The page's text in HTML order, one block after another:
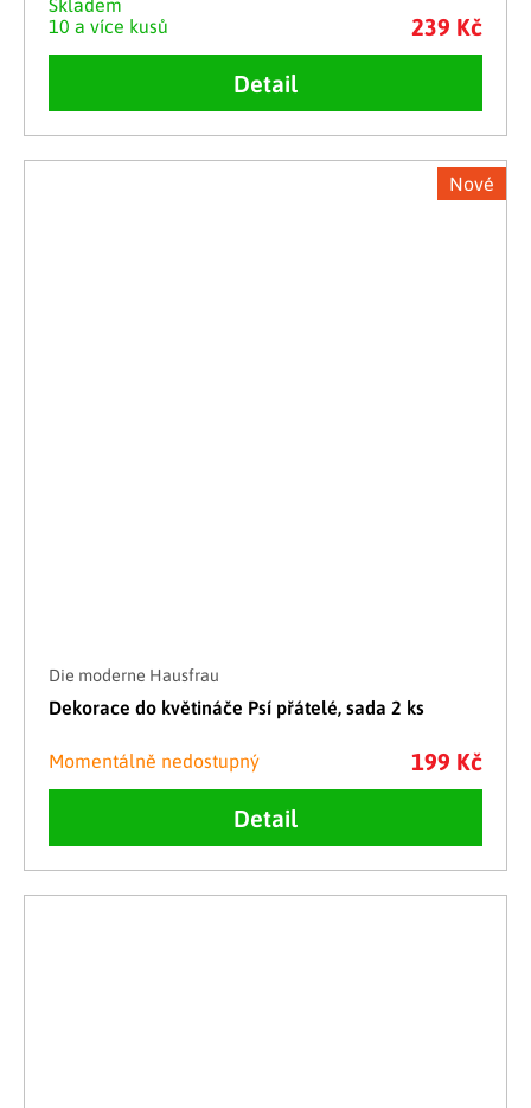
Skladem
10 a více kusů
239 Kč
Detail
Nové
Die moderne Hausfrau
Dekorace do květináče Psí přátelé, sada 2 ks
Momentálně nedostupný 199 Kč
Detail